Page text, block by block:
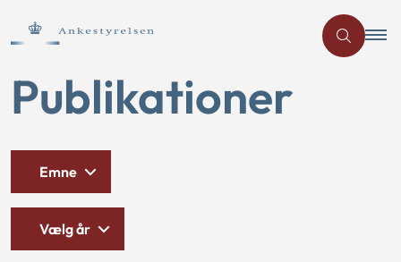
Publikationer
Emne
Vælg år